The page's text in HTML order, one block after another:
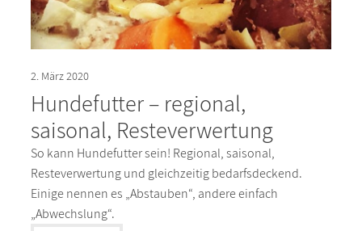
2. März 2020
Hundefutter – regional,
saisonal, Resteverwertung
So kann Hundefutter sein! Regional, saisonal,
Resteverwertung und gleichzeitig bedarfsdeckend.
Einige nennen es „Abstauben“, andere einfach
„Abwechslung“.